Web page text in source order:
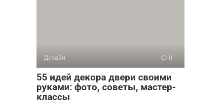
Дизайн 0
55 идей декора двери своими
руками: фото, советы, мастер-
классы